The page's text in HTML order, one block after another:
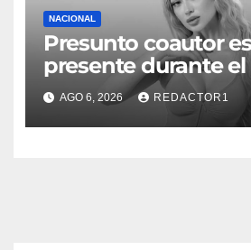
NACIONAL
Presunto coautor
presente durante
Valeria Márquez:
AGO 6, 2026 REDACTOR1